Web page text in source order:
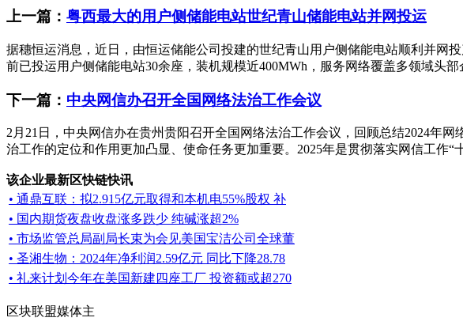
上一篇： 粤西最大的用户侧储能电站世纪青山储能电站并网投运
据穗恒运消息，近日，由恒运储能公司投建的世纪青山用户侧储能电站顺利并网
前已投运用户侧储能电站30余座，装机规模近400MWh，服务网络覆盖多领域头部
下一篇： 中央网信办召开全国网络法治工作会议
2月21日，中央网信办在贵州贵阳召开全国网络法治工作会议，回顾总结2024年
治工作的定位和作用更加凸显、使命任务更加重要。2025年是贯彻落实网信工作“
该企业最新区快链快讯
• 通鼎互联：拟2.915亿元取得和本机电55%股权 补
• 国内期货夜盘收盘涨多跌少 纯碱涨超2%
• 市场监管总局副局长束为会见美国宝洁公司全球董
• 圣湘生物：2024年净利润2.59亿元 同比下降28.78
• 礼来计划今年在美国新建四座工厂 投资额或超270
区块联盟媒体主